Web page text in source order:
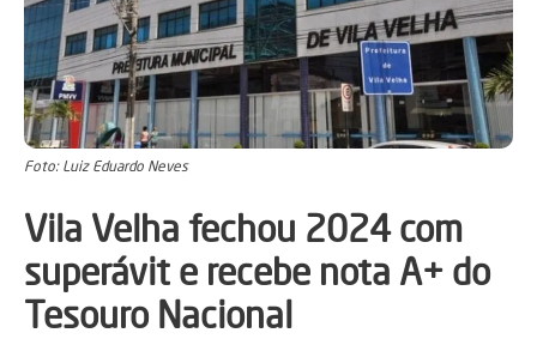
Foto: Luiz Eduardo Neves
Vila Velha fechou 2024 com
superávit e recebe nota A+ do
Tesouro Nacional